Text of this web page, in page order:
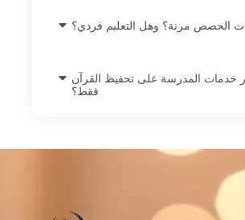
الحصص مرنة؟ وهل التعليم فردي؟
خدمات المدرسة على تحفيظ القرآن
فقط؟